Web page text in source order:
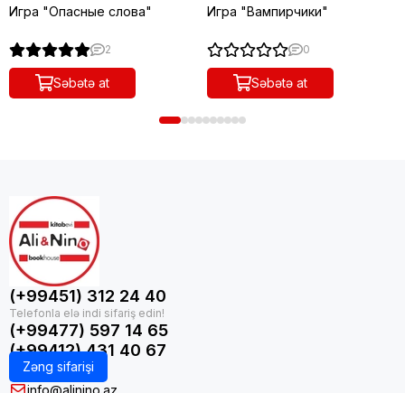
Игра "Опасные слова"
2
Səbətə at
Игра "Вампирчики"
0
Səbətə at
(+99451) 312 24 40
(+99477) 597 14 65
(+99412) 431 40 67
Zəng sifarişi
info@alinino.az